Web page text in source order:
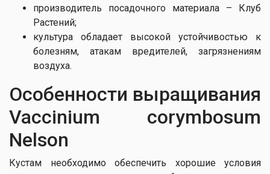
производитель посадочного материала – Клуб
Растений;
культура обладает высокой устойчивостью к
болезням, атакам вредителей, загрязнениям
воздуха.
Особенности выращивания
Vaccinium corymbosum
Nelson
Кустам необходимо обеспечить хорошие условия